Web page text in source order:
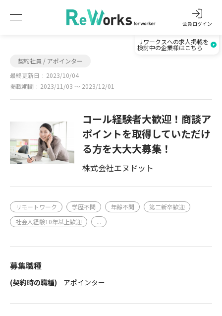
会員ログイン
リワークスへの求人掲載を
検討中の企業様はこちら
契約社員 / アポインター
最終更新日
2023/10/04
掲載期間
2023/11/03 〜 2023/12/01
コール経験者大歓迎！商談ア
ポイントを取得していただけ
る方を大大大募集！
株式会社エヌドット
リモートワーク 学歴不問 年齢不問
第二新卒歓迎
社会人経験10年以上歓迎
...
募集職種
(契約時の職種) アポインター